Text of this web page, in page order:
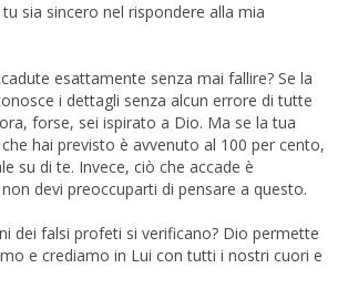
sia sincero nel rispondere alla mia
esattamente senza mai fallire? Se la
i dettagli senza alcun errore di tutte
forse, sei ispirato a Dio. Ma se la tua
hai previsto è avvenuto al 100 per cento,
su di te. Invece, ciò che accade è
devi preoccuparti di pensare a questo.
dei falsi profeti si verificano? Dio permette
e crediamo in Lui con tutti i nostri cuori e